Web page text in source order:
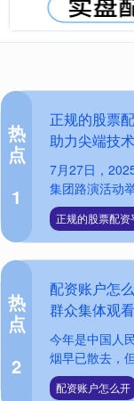
热
点
1
正规的股票
助力尖端技
7月27日，
集团路演活动
正规的股票配资
热
点
2
配资账户怎
群众集体观
今年是中国人
烟早已散去，
配资账户怎么开